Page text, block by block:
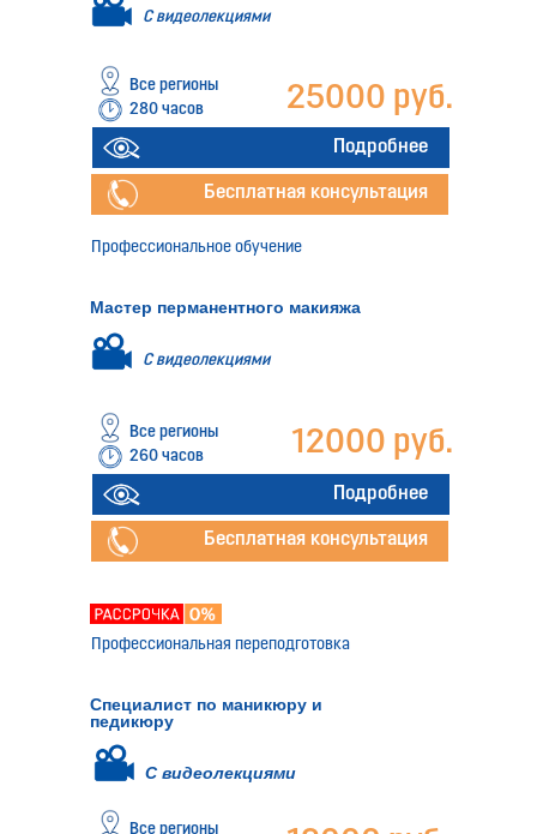
280 часов 25000 руб.
Все регионы
Подробнее
Бесплатная консультация
С видеолекциями
Мастер перманентного макияжа
260 часов
Все регионы
Профессиональное обучение
Подробнее
Бесплатная консультация
С видеолекциями
12000 руб.
Специалист по маникюру и
педикюру
Все регионы
Профессиональная переподготовка
С видеолекциями